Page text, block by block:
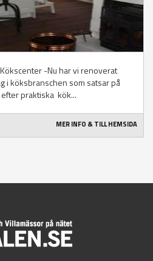
-Nu har vi renoverat
i köksbranschen som satsar på
praktiska kök...
MER INFO & TILL HEMSIDA